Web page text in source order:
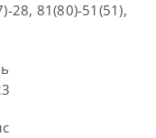
28, 81(80)-51(51),